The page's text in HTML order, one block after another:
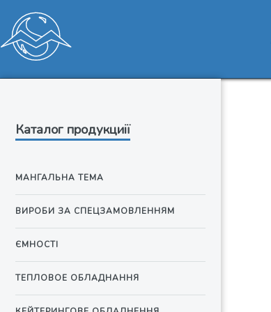
Каталог продукциії
МАНГАЛЬНА ТЕМА
ВИРОБИ ЗА СПЕЦЗАМОВЛЕННЯМ
ЄМНОСТІ
ТЕПЛОВОЕ ОБЛАДНАННЯ